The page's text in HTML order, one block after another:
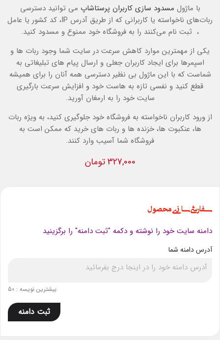
با ماژول مسدود سازی کاربران پرستاشاپ می توانیددسترسی
ربات‌های ناخواسته یا کاربرانی که از طریق آدرس IP، کد کشور یا عامل
، ثبت نام می‌کنند را به فروشگاه خود ممنوع و مسدود کنید.
یکی از مهمترین موارد کاهش سرعت در سایت شما وجود ربات ها و
اسپمرها برای ایجاد کاربران جعلی و ارسال پیام های تبلیغاتی به
شماست که با این ماژول بی نظیر دسترسی همه آنان را برای همیشه
قطع کنید و نفسی تازه به هاست خود و افزایش سرعت بارگیری
سایت خود را به ارمغان آورید.
از ورود کاربران ناخواسته به فروشگاه خود جلوگیری کنید، به ویژه ربات
ها، عنکبوت ها، خزنده ها و ربات های خرید که ممکن است به
فروشگاه شما آسیب وارد کنند.
327,000 تومان
سفارشی سازی محصول
دامنه سایت خود را نوشته و دکمه "ثبت دامنه" را برگزینید
آدرس دامنه شما
بیشترین نویسه : 50
ثبت دامنه